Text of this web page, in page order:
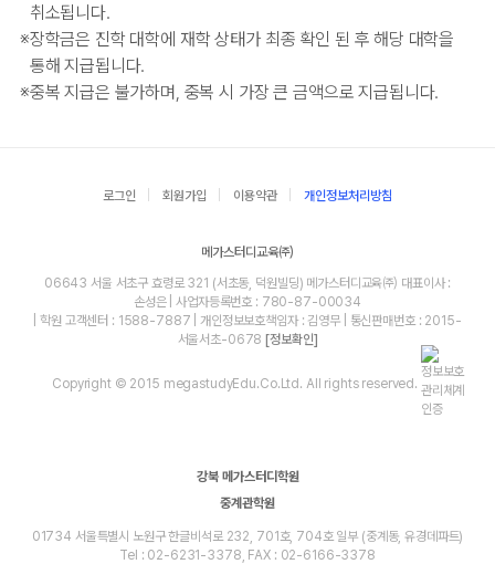
취소됩니다.
※장학금은 진학 대학에 재학 상태가 최종 확인 된 후 해당 대학을
통해 지급됩니다.
※중복 지급은 불가하며, 중복 시 가장 큰 금액으로 지급됩니다.
로그인 회원가입 이용약관 개인정보처리방침
메가스터디교육㈜
06643 서울 서초구 효령로 321 (서초동, 덕원빌딩) 메가스터디교육㈜ 대표이사 :
손성은 | 사업자등록번호 : 780-87-00034
| 학원 고객센터 : 1588-7887 | 개인정보보호책임자 : 김영무 | 통신판매번호 : 2015-
서울서초-0678 [정보확인]
Copyright © 2015 megastudyEdu.Co.Ltd. All rights reserved.
강북 메가스터디학원
중계관학원
01734 서울특별시 노원구 한글비석로 232, 701호, 704호 일부 (중계동, 유경데파트)
Tel : 02-6231-3378, FAX : 02-6166-3378